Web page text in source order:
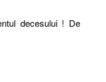
decesului ! De